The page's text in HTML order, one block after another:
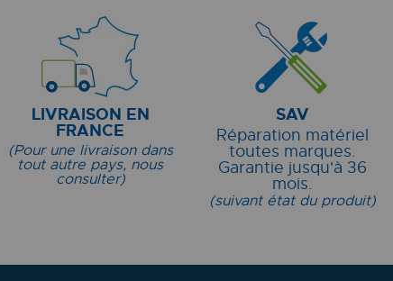
LIVRAISON EN
FRANCE
(Pour une livraison dans
tout autre pays, nous
consulter)
SAV
Réparation matériel
toutes marques.
Garantie jusqu'à 36
mois.
(suivant état du produit)